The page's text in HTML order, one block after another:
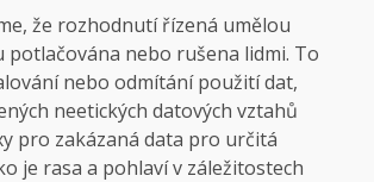
že rozhodnutí řízená umělou
potlačována nebo rušena lidmi. To
nebo odmítání použití dat,
neetických datových vztahů
pro zakázaná data pro určitá
je rasa a pohlaví v záležitostech